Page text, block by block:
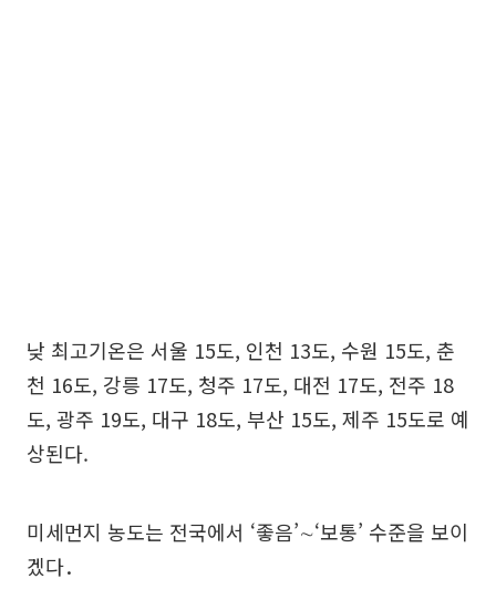
낮 최고기온은 서울 15도, 인천 13도, 수원 15도, 춘
천 16도, 강릉 17도, 청주 17도, 대전 17도, 전주 18
도, 광주 19도, 대구 18도, 부산 15도, 제주 15도로 예
상된다.
미세먼지 농도는 전국에서 ‘좋음’∼‘보통’ 수준을 보이
겠다．